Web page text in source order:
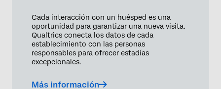
Cada interacción con un huésped es una
oportunidad para garantizar una nueva visita.
Qualtrics conecta los datos de cada
establecimiento con las personas
responsables para ofrecer estadías
excepcionales.
Más información